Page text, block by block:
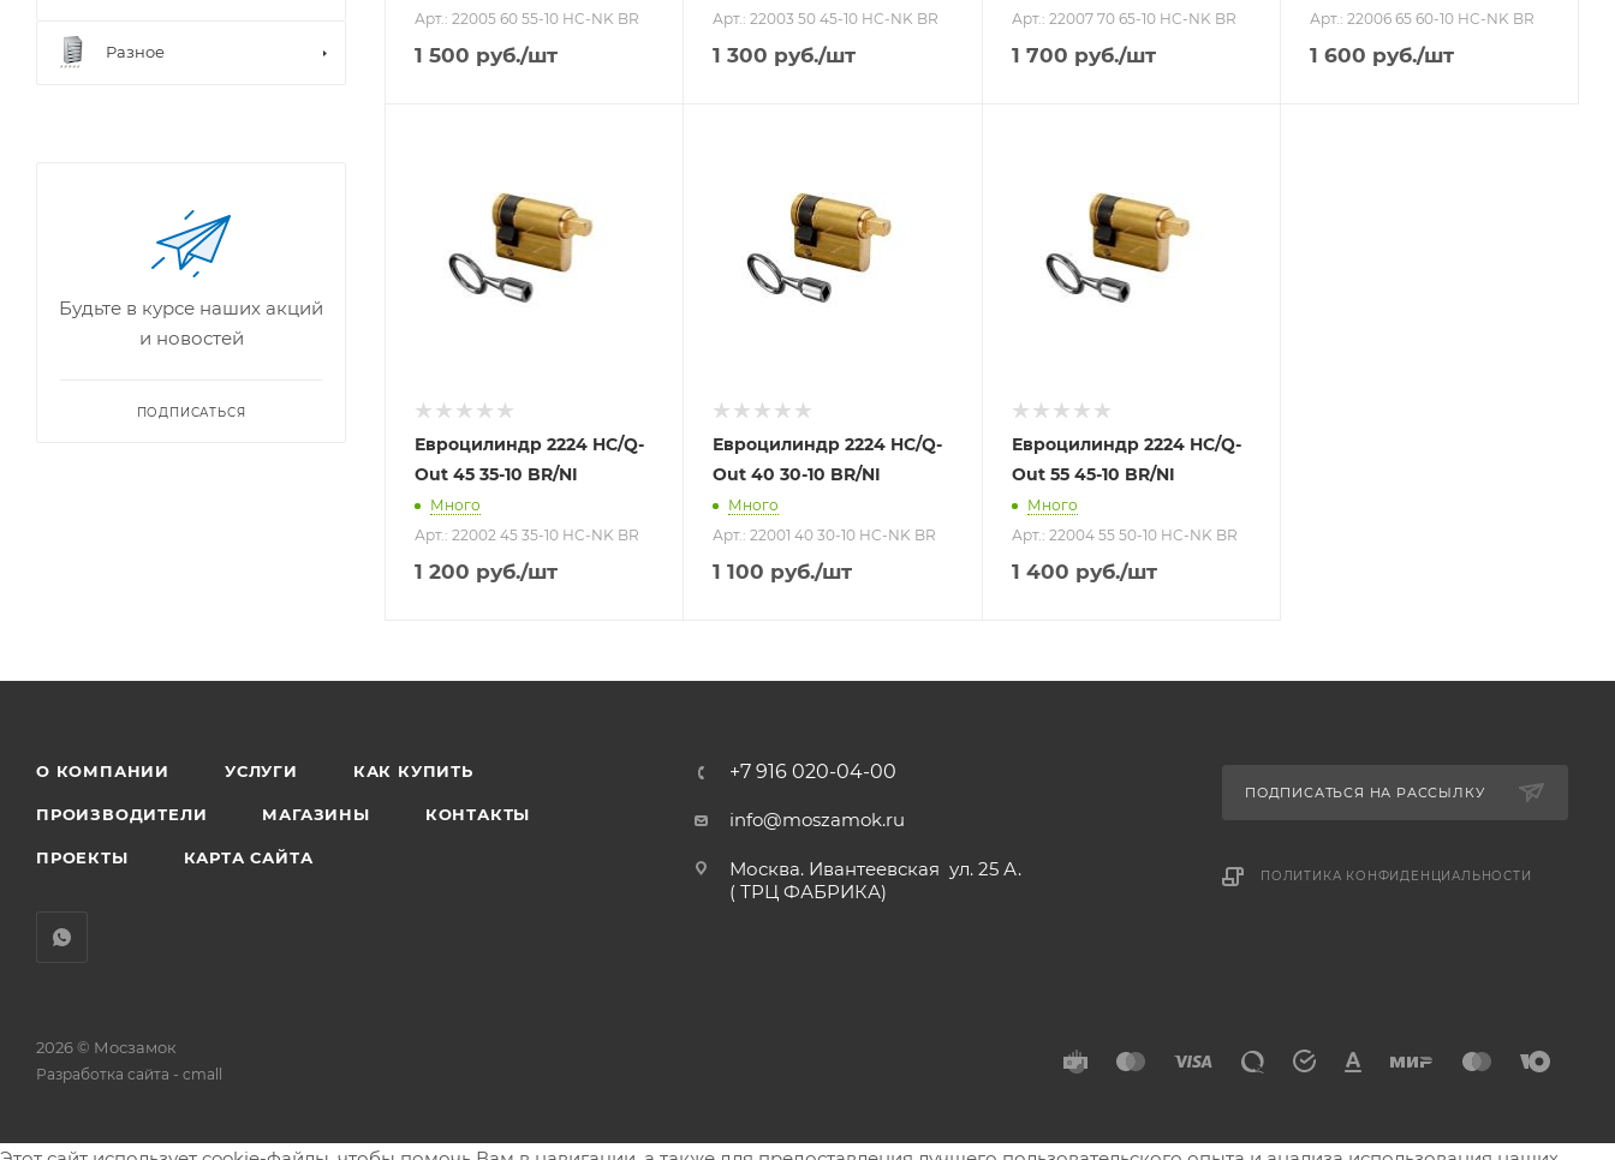
Арт.: 22005 60 55-10 HC-NK BR
1 500 руб./шт
Арт.: 22003 50 45-10 HC-NK BR
1 300 руб./шт
Арт.: 22007 70 65-10 HC-NK BR
1 700 руб./шт
Арт.: 22006 65 60-10 HC-NK BR
1 600 руб./шт
Евроцилиндр 2224 HC/Q-
Out 45 35-10 BR/NI
Много
Арт.: 22002 45 35-10 HC-NK BR
1 200 руб./шт
Евроцилиндр 2224 HC/Q-
Out 40 30-10 BR/NI
Много
Арт.: 22001 40 30-10 HC-NK BR
1 100 руб./шт
Евроцилиндр 2224 HC/Q-
Out 55 45-10 BR/NI
Много
Арт.: 22004 55 50-10 HC-NK BR
1 400 руб./шт
Разное
Будьте в курсе наших акций
и новостей
ПОДПИСАТЬСЯ
О КОМПАНИИ УСЛУГИ КАК КУПИТЬ
ПРОИЗВОДИТЕЛИ МАГАЗИНЫ КОНТАКТЫ
ПРОЕКТЫ КАРТА САЙТА
+7 916 020-04-00
info@moszamok.ru
Москва. Ивантеевская ул. 25 А.
( ТРЦ ФАБРИКА)
ПОДПИСАТЬСЯ НА РАССЫЛКУ
ПОЛИТИКА КОНФИДЕНЦИАЛЬНОСТИ
2026 © Мосзамок
Разработка сайта - cmall